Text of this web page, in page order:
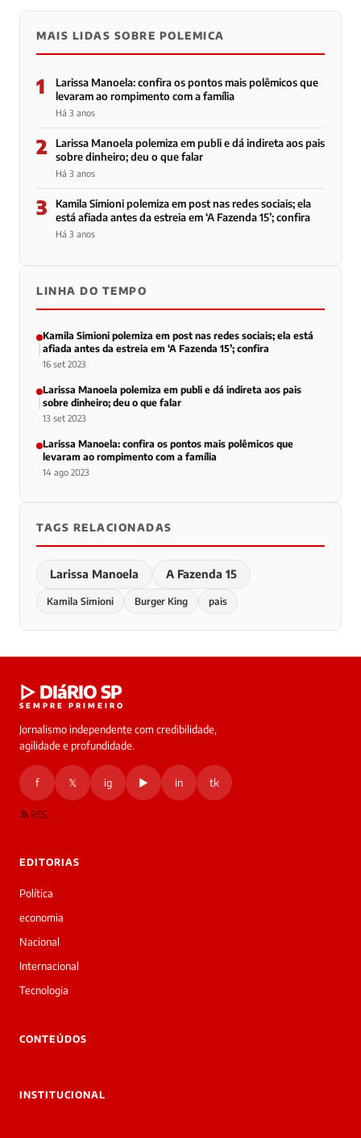
MAIS LIDAS SOBRE POLEMICA
1
Larissa Manoela: confira os pontos mais polêmicos que
levaram ao rompimento com a família
Há 3 anos
2
Larissa Manoela polemiza em publi e dá indireta aos pais
sobre dinheiro; deu o que falar
Há 3 anos
3
Kamila Simioni polemiza em post nas redes sociais; ela
está afiada antes da estreia em ‘A Fazenda 15’; confira
Há 3 anos
LINHA DO TEMPO
Kamila Simioni polemiza em post nas redes sociais; ela está
afiada antes da estreia em ‘A Fazenda 15’; confira
16 set 2023
Larissa Manoela polemiza em publi e dá indireta aos pais
sobre dinheiro; deu o que falar
13 set 2023
Larissa Manoela: confira os pontos mais polêmicos que
levaram ao rompimento com a família
14 ago 2023
TAGS RELACIONADAS
Larissa Manoela A Fazenda 15
Kamila Simioni Burger King pais
▷ DIáRIO SP
SEMPRE PRIMEIRO
Jornalismo independente com credibilidade,
agilidade e profundidade.
f 𝕏 ig ▶ in tk
RSS
EDITORIAS
Política
economia
Nacional
Internacional
Tecnologia
CONTEÚDOS
INSTITUCIONAL